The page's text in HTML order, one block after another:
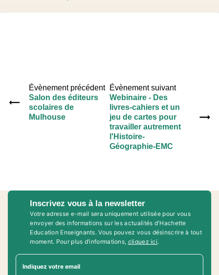
Évènement précédent
Salon des éditeurs
scolaires de
Mulhouse
Évènement suivant
Webinaire - Des
livres-cahiers et un
jeu de cartes pour
travailler autrement
l'Histoire-
Géographie-EMC
Inscrivez vous à la newsletter
Votre adresse e-mail sera uniquement utilisée pour vous
envoyer des informations sur les actualités d'Hachette
Education Enseignants. Vous pouvez vous désinscrire à tout
moment. Pour plus d’informations, cliquez ici.
Indiquez votre email